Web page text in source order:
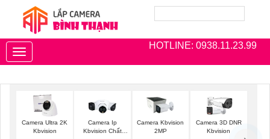
HOTLINE: 0938.11.23.99
Toggle
navigation
Camera Ultra 2K
Kbvision
Camera Ip
Kbvision Chất
Camera Kbvision
2MP
Camera 3D DNR
Kbvision